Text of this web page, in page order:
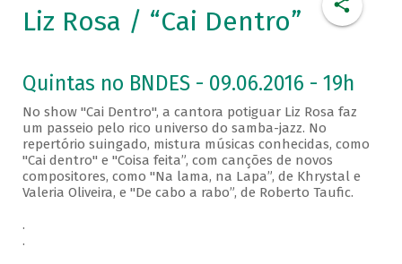
Liz Rosa / “Cai Dentro”
Quintas no BNDES - 09.06.2016 - 19h
No show "Cai Dentro", a cantora potiguar Liz Rosa faz
um passeio pelo rico universo do samba-jazz. No
repertório suingado, mistura músicas conhecidas, como
"Cai dentro" e "Coisa feita”, com canções de novos
compositores, como "Na lama, na Lapa”, de Khrystal e
Valeria Oliveira, e "De cabo a rabo”, de Roberto Taufic.
.
.